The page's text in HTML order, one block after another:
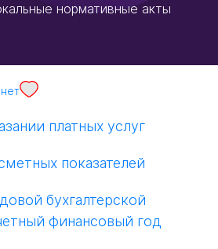
нормативные акты
нет
платных услуг
показателей
бухгалтерской
финансовый год